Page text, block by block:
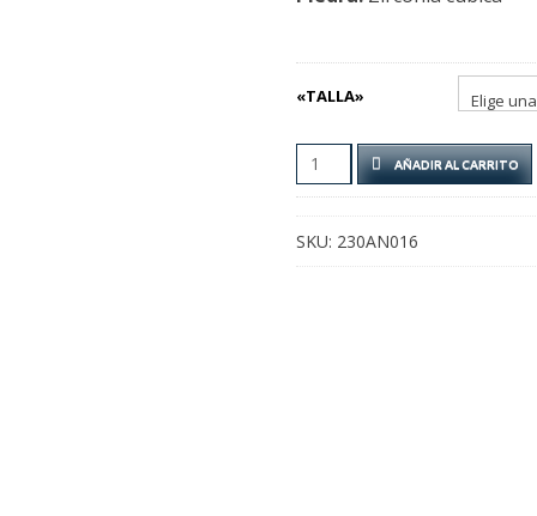
«TALLA»
ANILLO
MOÑO
CANTIDAD
AÑADIR AL CARRITO
SKU: 230AN016